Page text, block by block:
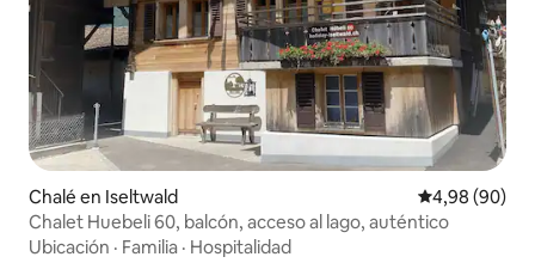
Chalé en Iseltwald Calificación
4,98 (90)
Chalet Huebeli 60, balcón, acceso al lago, auténtico
Ubicación · Familia · Hospitalidad